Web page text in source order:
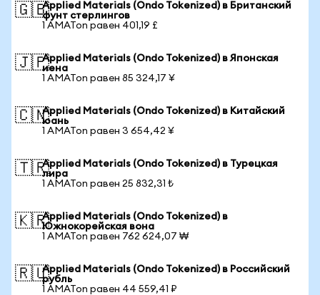
🇬🇧Applied Materials (Ondo Tokenized) в Британский
фунт стерлингов
1 AMATon равен 401,19 £
🇯🇵Applied Materials (Ondo Tokenized) в Японская
иена
1 AMATon равен 85 324,17 ¥
🇨🇳Applied Materials (Ondo Tokenized) в Китайский
юань
1 AMATon равен 3 654,42 ¥
🇹🇷Applied Materials (Ondo Tokenized) в Турецкая
лира
1 AMATon равен 25 832,31 ₺
🇰🇷Applied Materials (Ondo Tokenized) в
Южнокорейская вона
1 AMATon равен 762 624,07 ₩
🇷🇺Applied Materials (Ondo Tokenized) в Российский
рубль
1 AMATon равен 44 559,41 ₽